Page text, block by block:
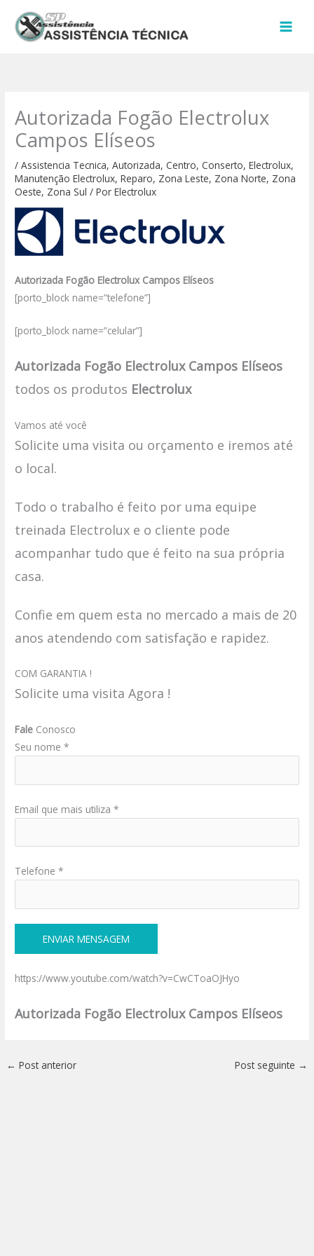
para
Autorizada Fogão Electrolux
Campos Elíseos
/Assistencia Tecnica,Autorizada,Centro,Conserto,Electrolux,
Manutenção Electrolux,Reparo, Zona Leste, Zona Norte, Zona
Oeste, Zona Sul / PorElectrolux
Autorizada Fogão Electrolux Campos Elíseos
[porto_block name=”telefone”]
[porto_block name=”celular”]
Autorizada Fogão Electrolux Campos Elíseos
todos os produtos Electrolux
Vamos até você
Solicite uma visita ou orçamento e iremos até
o local.
Todo o trabalho é feito por uma equipe
treinada Electrolux e o cliente pode
acompanhar tudo que é feito na sua própria
casa.
Confie em quem esta no mercado a mais de 20
anos atendendo com satisfação e rapidez.
COM GARANTIA !
Solicite uma visita Agora !
Fale Conosco
Seu nome *
Email que mais utiliza *
Telefone *
https://www.youtube.com/watch?v=CwCToaOJHyo
Autorizada Fogão Electrolux Campos Elíseos
← Post anterior Post seguinte →